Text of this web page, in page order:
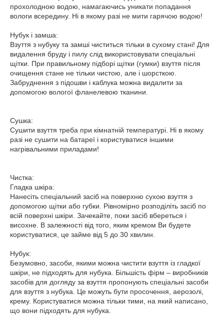
прохолодною водою, намагаючись уникати попадання
вологи всередину. Ні в якому разі не мити гарячою водою!
Нубук і замша:
Взуття з нубуку та замші чиститься тільки в сухому стані! Для
видалення бруду і пилу слід використовувати спеціальні
щітки. При правильному підборі щітки (гумки) взуття після
очищення стане не тільки чистою, але і шорсткою.
Забруднення з підошви і каблука можна видалити за
допомогою вологої фланелевою тканини.
Сушка:
Сушити взуття треба при кімнатній температурі. Ні в якому
разі не сушити на батареї і користуватися іншими
нагрівальними приладами!
Чистка:
Гладка шкіра:
Нанесіть спеціальний засіб на поверхню сухою взуття з
допомогою щітки або губки. Рівномірно розподіліть засіб по
всій поверхні шкіри. Зачекайте, поки засіб вбереться і
висохне. В залежності від того, яким кремом Ви будете
користуватися, це займе від 5 до 30 хвилин.
Нубук:
Безумовно, засоби, якими можна чистити взуття із гладкої
шкіри, не підходять для нубука. Більшість фірм – виробників
засобів для догляду за взуття пропонують спеціальні засоби
для взуття з нубука. Це можуть бути просочення, аерозолі,
крему. Користуватися можна тільки тими, на який написано,
що вони підходять для нубука.